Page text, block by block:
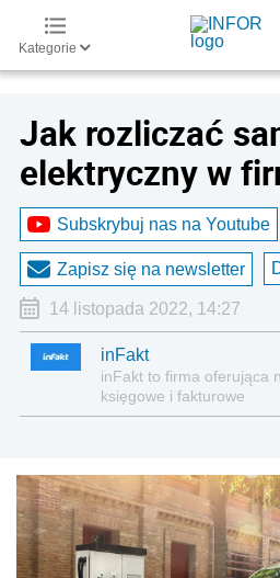
Kategorie
Jak rozliczać
elektryczny w
Subskrybuj nas na Youtube
Zapisz się na newsletter
14 listopada 2022, 14:27
inFakt
inFakt to firma oferująca
księgowe i fakturowe